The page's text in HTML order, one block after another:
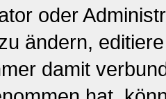
oder
ändern,
damit